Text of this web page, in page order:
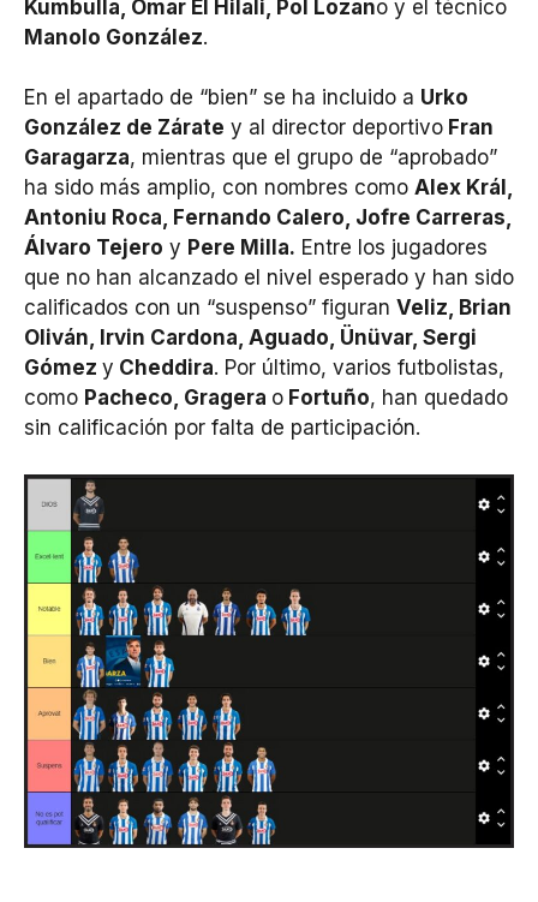
Kumbulla, Omar El Hilali, Pol Lozano y el técnico
Manolo González.
En el apartado de “bien” se ha incluido a Urko
González de Zárate y al director deportivo Fran
Garagarza, mientras que el grupo de “aprobado”
ha sido más amplio, con nombres como Alex Král,
Antoniu Roca, Fernando Calero, Jofre Carreras,
Álvaro Tejero y Pere Milla. Entre los jugadores
que no han alcanzado el nivel esperado y han sido
calificados con un “suspenso” figuran Veliz, Brian
Oliván, Irvin Cardona, Aguado, Ünüvar, Sergi
Gómez y Cheddira. Por último, varios futbolistas,
como Pacheco, Gragera o Fortuño, han quedado
sin calificación por falta de participación.